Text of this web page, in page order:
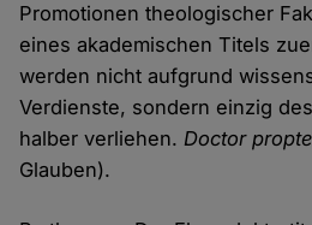
Promotionen theologischer
eines akademischen Titels
werden nicht aufgrund
Verdienste, sondern einzig
halber verliehen.Doctor
Glauben).